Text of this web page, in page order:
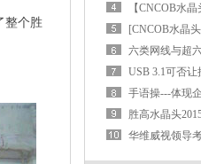
整个胜
功【CNCOB水
环球资源（
展
[CNCOB水晶
费电子展
六类网线与超
（CNCOB水晶
USB 3.1可否
展
手语操---体现
胜高水晶头
华维威视领导